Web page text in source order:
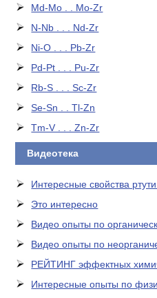
Md-Mo . . Mo-Zr
N-Nb . . . Nd-Zr
Ni-O . . . Pb-Zr
Pd-Pt . . . Pu-Zr
Rb-S . . . Sc-Zr
Se-Sn . . Tl-Zn
Tm-V . . . Zn-Zr
Видеотека
Интересные свойства
Это интересно
Видео опыты по
Видео опыты по
РЕЙТИНГ эффектных
Интересные опыты по